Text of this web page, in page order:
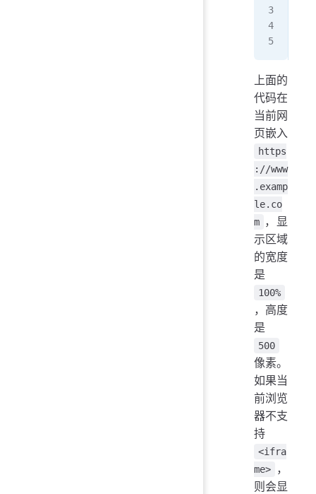
上面的
代码在
当前网
页嵌入
https
://www
.examp
le.co
m ，显
示区域
的宽度
是
100%
，高度
是
500
像素。
如果当
前浏览
器不支
持
<ifra
me>
，
则会显